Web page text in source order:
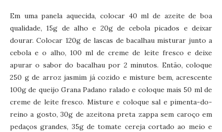
Em uma panela aquecida, colocar 40 ml de azeite de boa
qualidade, 15g de alho e 20g de cebola picados e deixar
dourar. Colocar 120g de lascas de bacalhau misturar junto a
cebola e o alho, 100 ml de creme de leite fresco e deixe
apurar o sabor do bacalhau por 2 minutos. Então, coloque
250 g de arroz jasmim já cozido e misture bem, acrescente
100g de queijo Grana Padano ralado e coloque mais 50 ml de
creme de leite fresco. Misture e coloque sal e pimenta-do-
reino a gosto, 30g de azeitona preta zappa sem caroço em
pedaços grandes, 35g de tomate cereja cortado ao meio e